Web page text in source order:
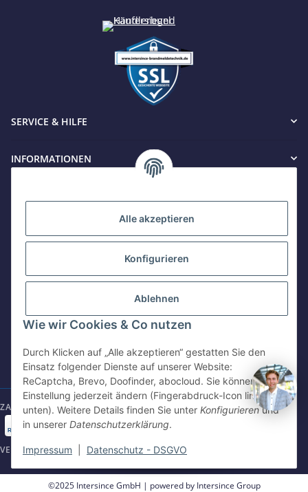
Benötigen Sie Hilfe?
Wir sind gerne für Sie da
+49 8679 984969 - 0
werktags Mo–Fr 8:30–17:00 Uhr
WhatsApp
+49 162 5669885
E-Mail schreiben
shop@intersince.de
Webseite besuchen
www.intersince-group.de
SERVICE & HILFE
INFORMATIONEN
powered by Intersince Group
+49 86799 84969 - 0
shop@intersince.de
ZAHLUNGSARTEN
VERSANDARTEN
©2025 Intersince GmbH | powered by Intersince Group
Alle akzeptieren
Konfigurieren
Ablehnen
Wie wir Cookies & Co nutzen
Durch Klicken auf „Alle akzeptieren“ gestatten Sie den
Einsatz folgender Dienste auf unserer Website:
ReCaptcha, Brevo, Doofinder, abocloud. Sie können die
Einstellung jederzeit ändern (Fingerabdruck-Icon links
unten). Weitere Details finden Sie unter Konfigurierenund
in unserer Datenschutzerklärung.
Impressum Datenschutz - DSGVO